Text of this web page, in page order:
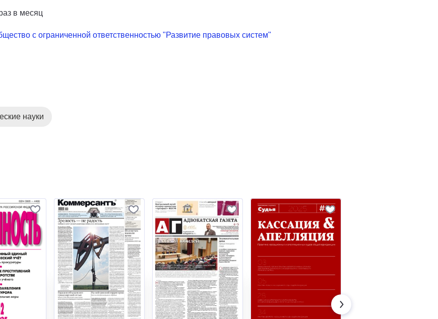
в месяц
с ограниченной ответственностью "Развитие правовых систем"
науки